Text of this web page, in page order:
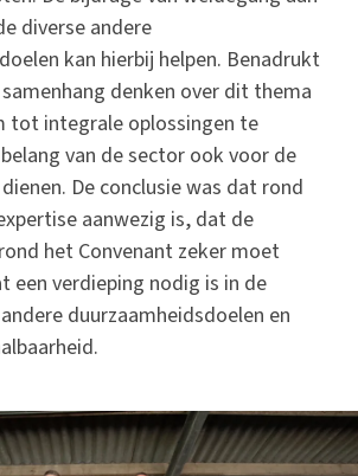
diverse andere
kan hierbij helpen. Benadrukt
denken over dit thema
tot integrale oplossingen te
van de sector ook voor de
De conclusie was dat rond
aanwezig is, dat de
het Convenant zeker moet
een verdieping nodig is in de
duurzaamheidsdoelen en